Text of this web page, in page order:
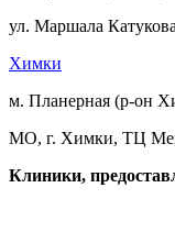
ул. Маршала
Химки
м. Планерная (р-он
МО, г. Химки, ТЦ
Клиники,